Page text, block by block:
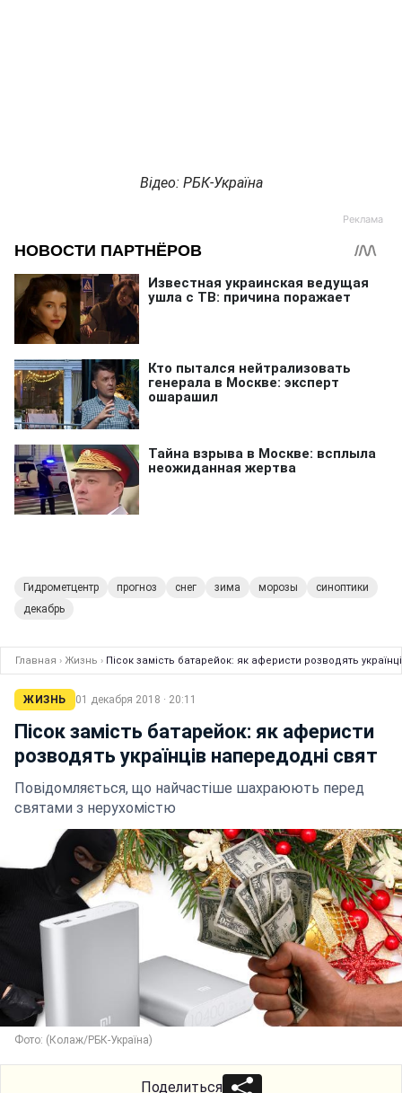
Відео: РБК-Україна
Гидрометцентр прогноз снег зима морозы
синоптики
декабрь
Главная › Жизнь › Пісок замість батарейок: як аферисти розводять
ЖИЗНЬ 01 декабря 2018 · 20:11
Пісок замість батарейок: як аферисти
розводять українців напередодні свят
Повідомляється, що найчастіше шахраюють перед
святами з нерухомістю
Фото: (Колаж/РБК-Україна)
Поделиться